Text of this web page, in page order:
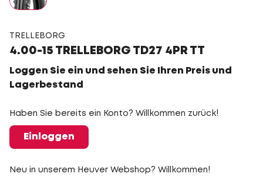
TRELLEBORG
4.00-15 TRELLEBORG TD27 4PR TT
Loggen Sie ein und sehen Sie Ihren Preis und
Lagerbestand
Haben Sie bereits ein Konto? Willkommen zurück!
Einloggen
Neu in unserem Heuver Webshop? Willkommen!